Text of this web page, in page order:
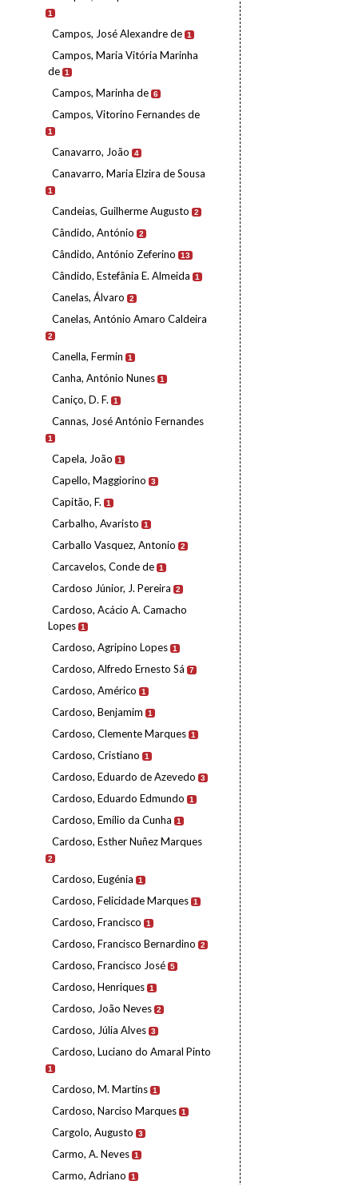
1
Campos, José Alexandre de 1
Campos, Maria Vitória Marinha
de 1
Campos, Marinha de 6
Campos, Vitorino Fernandes de
1
Canavarro, João 4
Canavarro, Maria Elzira de Sousa
1
Candeias, Guilherme Augusto 2
Cândido, António 2
Cândido, António Zeferino 13
Cândido, Estefânia E. Almeida 1
Canelas, Álvaro 2
Canelas, António Amaro Caldeira
2
Canella, Fermin 1
Canha, António Nunes 1
Caniço, D. F. 1
Cannas, José António Fernandes
1
Capela, João 1
Capello, Maggiorino 3
Capitão, F. 1
Carbalho, Avaristo 1
Carballo Vasquez, Antonio 2
Carcavelos, Conde de 1
Cardoso Júnior, J. Pereira 2
Cardoso, Acácio A. Camacho
Lopes 1
Cardoso, Agripino Lopes 1
Cardoso, Alfredo Ernesto Sá 7
Cardoso, Américo 1
Cardoso, Benjamim 1
Cardoso, Clemente Marques 1
Cardoso, Cristiano 1
Cardoso, Eduardo de Azevedo 3
Cardoso, Eduardo Edmundo 1
Cardoso, Emílio da Cunha 1
Cardoso, Esther Nuñez Marques
2
Cardoso, Eugénia 1
Cardoso, Felicidade Marques 1
Cardoso, Francisco 1
Cardoso, Francisco Bernardino 2
Cardoso, Francisco José 5
Cardoso, Henriques 1
Cardoso, João Neves 2
Cardoso, Júlia Alves 3
Cardoso, Luciano do Amaral Pinto
1
Cardoso, M. Martins 1
Cardoso, Narciso Marques 1
Cargolo, Augusto 3
Carmo, A. Neves 1
Carmo, Adriano 1